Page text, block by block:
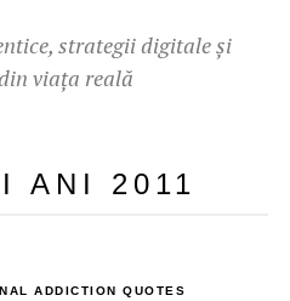
strategii digitale și
viața reală
ANI 2011
ADDICTION QUOTES